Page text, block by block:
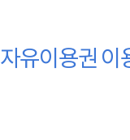
자유이용권 이